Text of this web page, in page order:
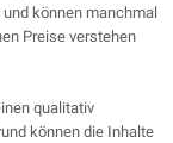
können manchmal
Preise verstehen
qualitativ
können die Inhalte